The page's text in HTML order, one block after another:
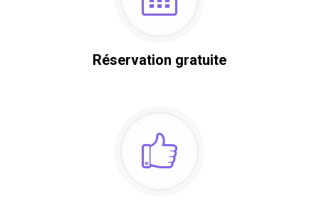
Réservation gratuite